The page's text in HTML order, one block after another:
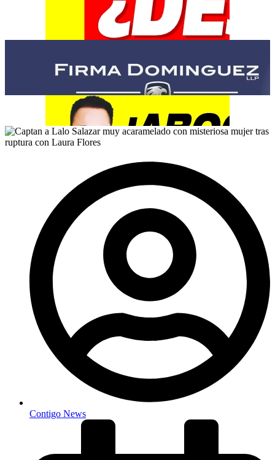
Contigo News